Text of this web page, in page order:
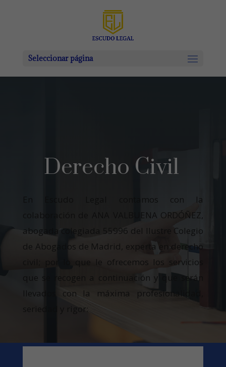
Seleccionar página
Derecho Civil
En Escudo Legal contamos con la
colaboración de ANA VALBUENA ORDÓÑEZ,
abogada colegiada 55996 del Ilustre Colegio
de Abogados de Madrid, experta en derecho
civil; por lo que le ofrecemos los servicios
que se recogen a continuación y que serán
llevados con la máxima profesionalidad,
seriedad y rigor: